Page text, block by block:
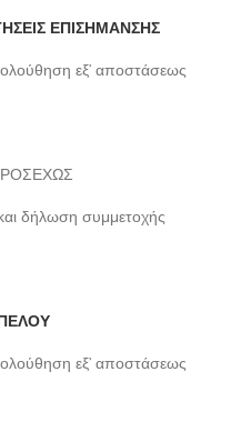
ΕΠΙΣΗΜΑΝΣΗΣ
εξ’ αποστάσεως
δήλωση συμμετοχής
εξ’ αποστάσεως